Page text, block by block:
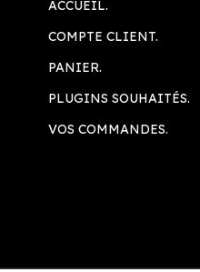
ACCUEIL.
COMPTE CLIENT.
PANIER.
PLUGINS SOUHAITÉS.
VOS COMMANDES.